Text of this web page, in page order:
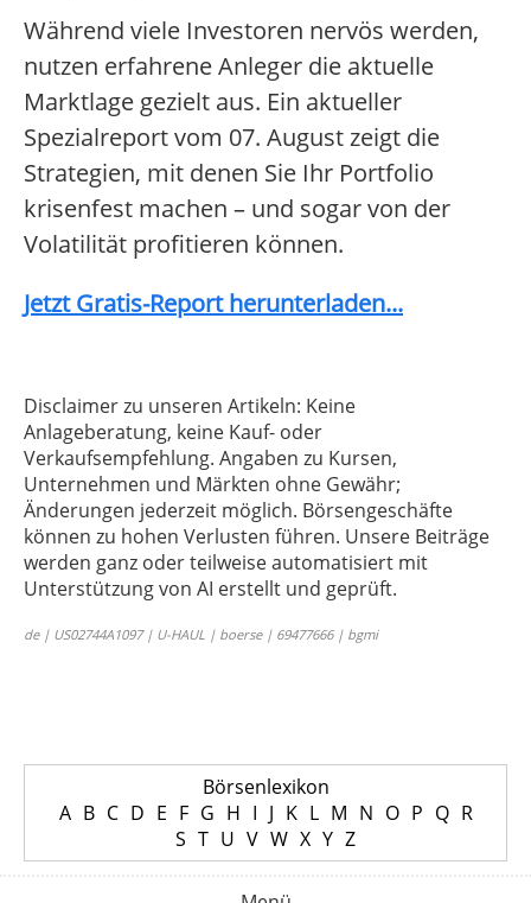
Während viele Investoren nervös werden,
nutzen erfahrene Anleger die aktuelle
Marktlage gezielt aus. Ein aktueller
Spezialreport vom 07. August zeigt die
Strategien, mit denen Sie Ihr Portfolio
krisenfest machen – und sogar von der
Volatilität profitieren können.
Jetzt Gratis-Report herunterladen...
Disclaimer zu unseren Artikeln: Keine
Anlageberatung, keine Kauf- oder
Verkaufsempfehlung. Angaben zu Kursen,
Unternehmen und Märkten ohne Gewähr;
Änderungen jederzeit möglich. Börsengeschäfte
können zu hohen Verlusten führen. Unsere Beiträge
werden ganz oder teilweise automatisiert mit
Unterstützung von AI erstellt und geprüft.
de | US02744A1097 | U-HAUL | boerse | 69477666 | bgmi
Börsenlexikon
A B C D E F G H I J K L M N O P Q R
S T U V W X Y Z